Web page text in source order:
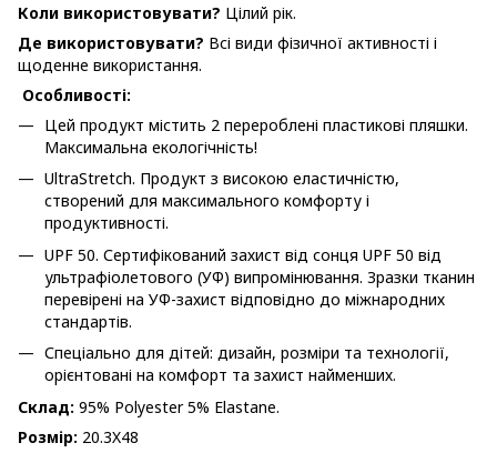
Коли використовувати? Цілий рік.
Де використовувати? Всі види фізичної активності і
щоденне використання.
Особливості:
Цей продукт містить 2 перероблені пластикові пляшки.
Максимальна екологічність!
UltraStretch. Продукт з високою еластичністю,
створений для максимального комфорту і
продуктивності.
UPF 50. Сертифікований захист від сонця UPF 50 від
ультрафіолетового (УФ) випромінювання. Зразки тканин
перевірені на УФ-захист відповідно до міжнародних
стандартів.
Спеціально для дітей: дизайн, розміри та технології,
орієнтовані на комфорт та захист найменших.
Склад: 95% Polyester 5% Elastane.
Розмір: 20.3X48